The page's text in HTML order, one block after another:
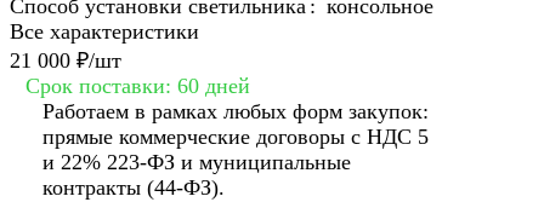
Способ установки светильника : консольное
Все характеристики
21 000 ₽/шт
Срок поставки: 60 дней
Работаем в рамках любых форм закупок:
прямые коммерческие договоры с НДС 5
и 22% 223-ФЗ и муниципальные
контракты (44-ФЗ).